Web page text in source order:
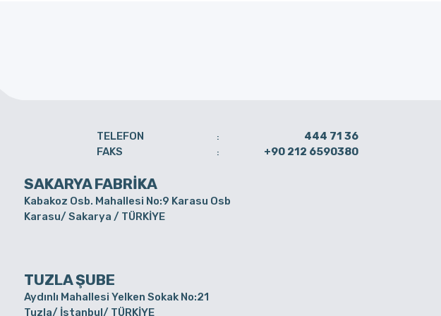
SAKARYA FABRİKA
Kabakoz Osb. Mahallesi No:9 Karasu Osb
Karasu/ Sakarya / TÜRKİYE
TUZLA ŞUBE
Aydınlı Mahallesi Yelken Sokak No:21
Tuzla/ İstanbul/ TÜRKİYE
TELEFON :
444 71 36
FAKS
: +90 212 6590380